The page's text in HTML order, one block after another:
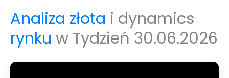
Analiza złota i dynamics
rynku w Tydzień 30.06.2026